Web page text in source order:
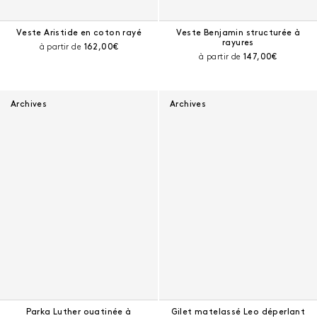
Veste Aristide en coton rayé
à partir de Prix courant :
162,00€
Veste Benjamin structurée à
rayures
à partir de Prix courant :
147,00€
Archives
Parka Luther ouatinée à
Archives
Gilet matelassé Leo déperlant